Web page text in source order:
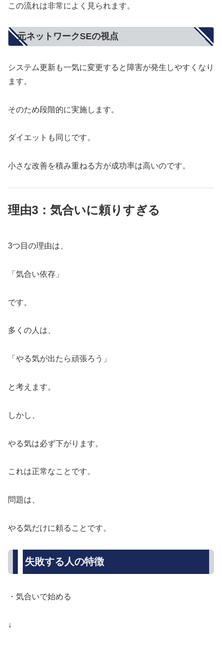
この流れは非常によく見られます。
元ネットワークSEの視点
システム更新も一気に変更すると障害が発生しやすくなり
ます。
そのため段階的に実施します。
ダイエットも同じです。
小さな改善を積み重ねる方が成功率は高いのです。
理由3：気合いに頼りすぎる
3つ目の理由は、
「気合い依存」
です。
多くの人は、
「やる気が出たら頑張ろう」
と考えます。
しかし、
やる気は必ず下がります。
これは正常なことです。
問題は、
やる気だけに頼ることです。
失敗する人の特徴
・気合いで始める
↓